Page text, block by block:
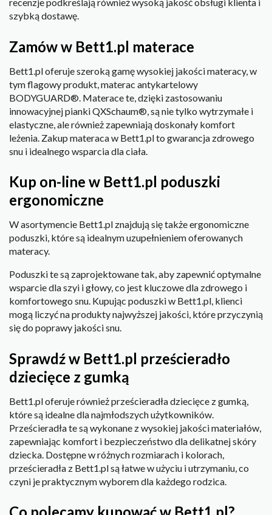
szybką dostawę.
Zamów w Bett1.pl materace
Bett1.pl oferuje szeroką gamę wysokiej jakości materacy, w
tym flagowy produkt, materac antykartelowy
BODYGUARD®. Materace te, dzięki zastosowaniu
innowacyjnej pianki QXSchaum®, są nie tylko wytrzymałe i
elastyczne, ale również zapewniają doskonały komfort
leżenia. Zakup materaca w Bett1.pl to gwarancja zdrowego
snu i idealnego wsparcia dla ciała.
Kup on-line w Bett1.pl poduszki
ergonomiczne
W asortymencie Bett1.pl znajdują się także ergonomiczne
poduszki, które są idealnym uzupełnieniem oferowanych
materacy.
Poduszki te są zaprojektowane tak, aby zapewnić optymalne
wsparcie dla szyi i głowy, co jest kluczowe dla zdrowego i
komfortowego snu. Kupując poduszki w Bett1.pl, klienci
mogą liczyć na produkty najwyższej jakości, które przyczynią
się do poprawy jakości snu.
Sprawdź w Bett1.pl prześcieradło
dziecięce z gumką
Bett1.pl oferuje również prześcieradła dziecięce z gumką,
które są idealne dla najmłodszych użytkowników.
Prześcieradła te są wykonane z wysokiej jakości materiałów,
zapewniając komfort i bezpieczeństwo dla delikatnej skóry
dziecka. Dostępne w różnych rozmiarach i kolorach,
prześcieradła z Bett1.pl są łatwe w użyciu i utrzymaniu, co
czyni je praktycznym wyborem dla każdego rodzica.